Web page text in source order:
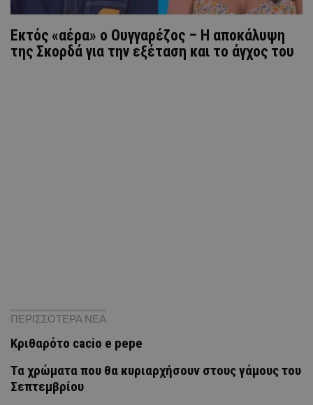
Εκτός «αέρα» ο Ουγγαρέζος – Η αποκάλυψη
της Σκορδά για την εξέταση και το άγχος του
ΠΕΡΙΣΣΟΤΕΡΑ ΝΕΑ
Κριθαρότο cacio e pepe
Τα χρώματα που θα κυριαρχήσουν στους γάμους του
Σεπτεμβρίου